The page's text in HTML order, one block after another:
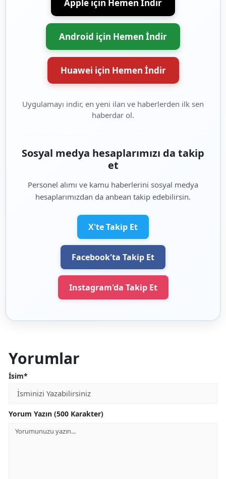
Apple için Hemen İndir
Android için Hemen İndir
Huawei için Hemen İndir
Uygulamayı indir, en yeni ilan ve haberlerden ilk sen
haberdar ol.
Sosyal medya hesaplarımızı da takip
et
Personel alımı ve kamu haberlerini sosyal medya
hesaplarımızdan da anbean takip edebilirsin.
X'te Takip Et
Facebook'ta Takip Et
Instagram'da Takip Et
Yorumlar
İsim*
Yorum Yazın (500 Karakter)